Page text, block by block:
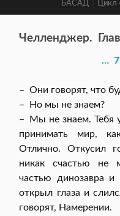
БАСАД Цикл
Челленджер.
… 7
– Они говорят, что
– Но мы не знаем?
– Мы не знаем. Тебя
принимать мир,
Отлично. Откусил
никак счастью не
частью динозавра и
открыл глаза и
говорят, Намерении.